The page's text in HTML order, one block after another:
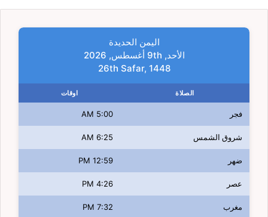
اليمن الحديدة
الأحد, 9th أغسطس, 2026
26th Safar, 1448
الصلاة اوقات
فجر 5:00 AM
شروق الشمس 6:25 AM
ضهر 12:59 PM
عصر 4:26 PM
مغرب 7:32 PM